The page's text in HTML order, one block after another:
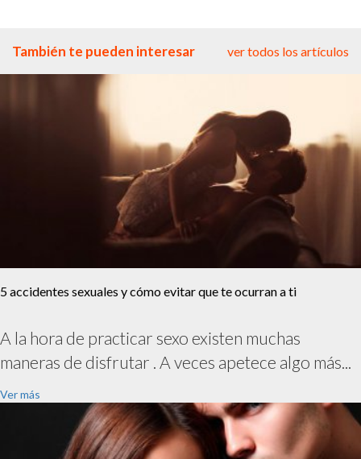
También te pueden interesar ver todos los artículos
5 accidentes sexuales y cómo evitar que te ocurran a ti
A la hora de practicar sexo existen muchas
maneras de disfrutar . A veces apetece algo más...
Ver más